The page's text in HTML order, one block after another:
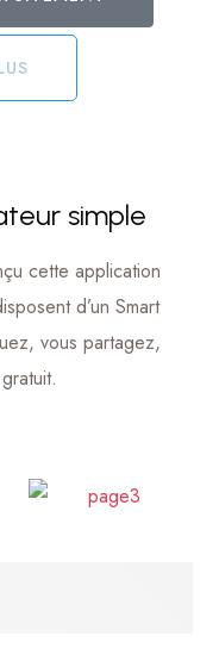
simple
cette application
d’un Smart
vous partagez,